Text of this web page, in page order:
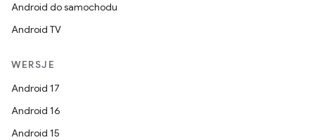
Android do samochodu
Android TV
WERSJE
Android 17
Android 16
Android 15